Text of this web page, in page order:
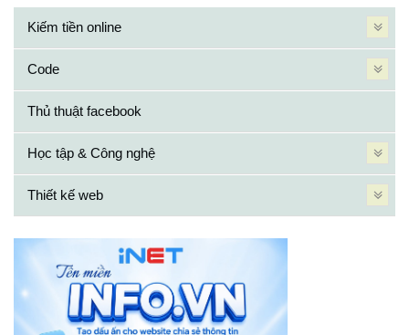
Kiếm tiền online
Code
Thủ thuật facebook
Học tập & Công nghệ
Thiết kế web